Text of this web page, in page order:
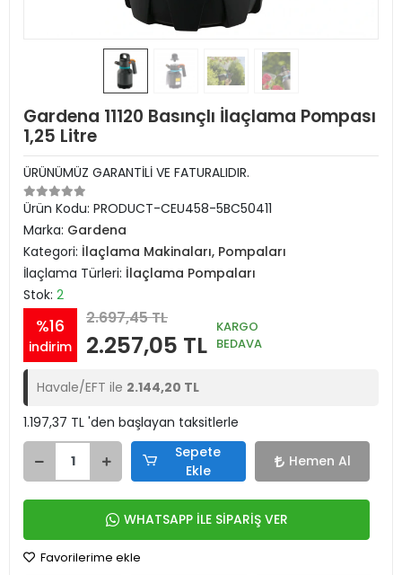
Gardena 11120 Basınçlı İlaçlama Pompası
1,25 Litre
ÜRÜNÜMÜZ GARANTİLİ VE FATURALIDIR.
Ürün Kodu: PRODUCT-CEU458-5BC50411
Marka: Gardena
Kategori: İlaçlama Makinaları, Pompaları
İlaçlama Türleri: İlaçlama Pompaları
Stok: 2
%16
indirim
2.697,45 TL
2.257,05 TL
KARGO
BEDAVA
Havale/EFT ile 2.144,20 TL
1.197,37 TL 'den başlayan taksitlerle
Sepete
Ekle
Hemen Al
WHATSAPP İLE SİPARİŞ VER
Favorilerime ekle